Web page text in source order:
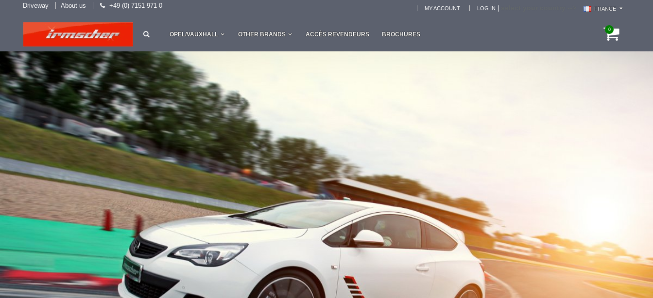
Driveway About us +49 (0) 7151 971 0 FRANCE
MY ACCOUNT LOG IN
0
OPEL/VAUXHALL OTHER BRANDS ACCÈS REVENDEURS BROCHURES